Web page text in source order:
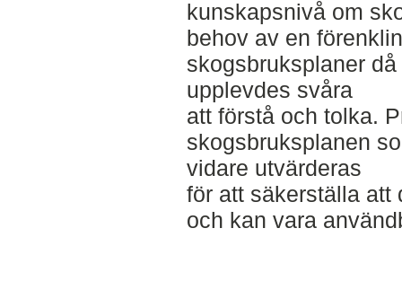
kunskapsnivå om
behov av en
skogsbruksplaner
upplevdes svåra
att förstå och tolka.
skogsbruksplanen
vidare utvärderas
för att säkerställa att
och kan vara